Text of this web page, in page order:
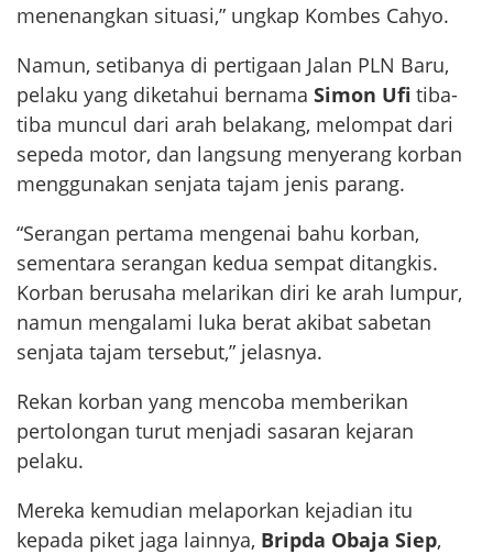
menenangkan situasi,” ungkap Kombes Cahyo.
Namun, setibanya di pertigaan Jalan PLN Baru,
pelaku yang diketahui bernama Simon Ufi tiba-
tiba muncul dari arah belakang, melompat dari
sepeda motor, dan langsung menyerang korban
menggunakan senjata tajam jenis parang.
“Serangan pertama mengenai bahu korban,
sementara serangan kedua sempat ditangkis.
Korban berusaha melarikan diri ke arah lumpur,
namun mengalami luka berat akibat sabetan
senjata tajam tersebut,” jelasnya.
Rekan korban yang mencoba memberikan
pertolongan turut menjadi sasaran kejaran
pelaku.
Mereka kemudian melaporkan kejadian itu
kepada piket jaga lainnya, Bripda Obaja Siep,